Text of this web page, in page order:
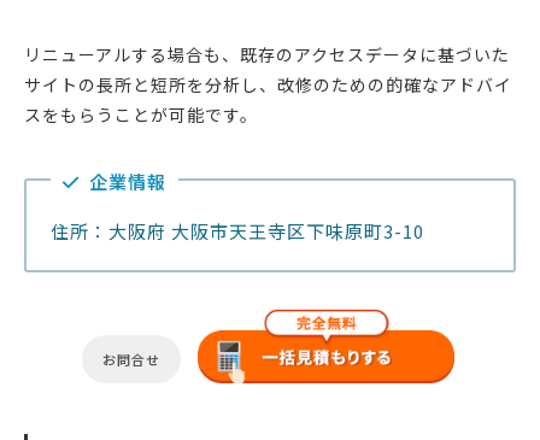
リニューアルする場合も、既存のアクセスデータに基づいた
サイトの長所と短所を分析し、改修のための的確なアドバイ
スをもらうことが可能です。
企業情報
住所：大阪府 大阪市天王寺区下味原町3-10
お問合せ